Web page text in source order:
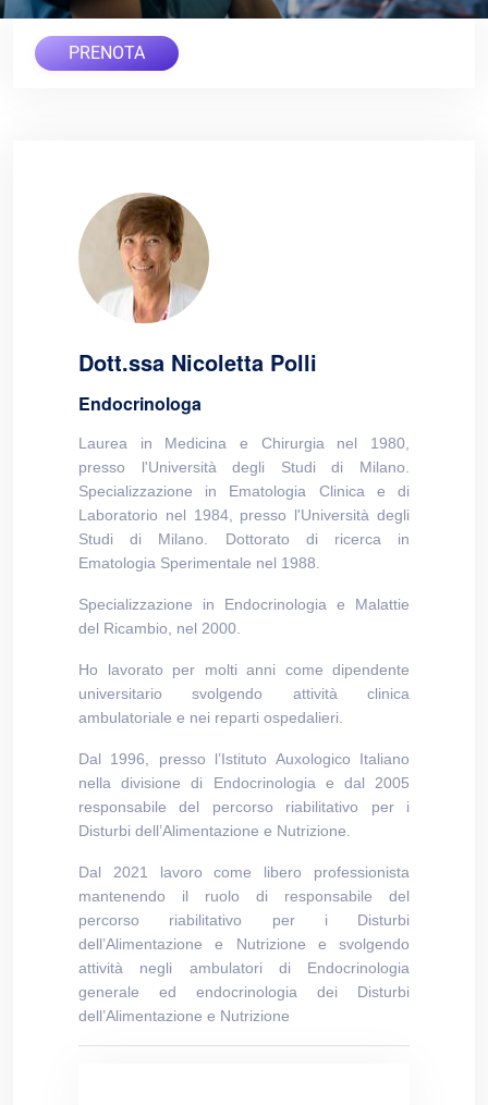
PRENOTA
Dott.ssa Nicoletta Polli
Endocrinologa
Laurea in Medicina e Chirurgia nel 1980,
presso l'Università degli Studi di Milano.
Specializzazione in Ematologia Clinica e di
Laboratorio nel 1984, presso l'Università degli
Studi di Milano. Dottorato di ricerca in
Ematologia Sperimentale nel 1988.
Specializzazione in Endocrinologia e Malattie
del Ricambio, nel 2000.
Ho lavorato per molti anni come dipendente
universitario svolgendo attività clinica
ambulatoriale e nei reparti ospedalieri.
Dal 1996, presso l’Istituto Auxologico Italiano
nella divisione di Endocrinologia e dal 2005
responsabile del percorso riabilitativo per i
Disturbi dell’Alimentazione e Nutrizione.
Dal 2021 lavoro come libero professionista
mantenendo il ruolo di responsabile del
percorso riabilitativo per i Disturbi
dell’Alimentazione e Nutrizione e svolgendo
attività negli ambulatori di Endocrinologia
generale ed endocrinologia dei Disturbi
dell’Alimentazione e Nutrizione